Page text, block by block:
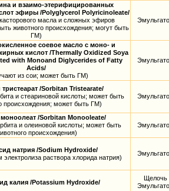
и взаимо-этерифицированных
эфиры /Polyglycerol Polyricinoleate/
масла и сложных эфиров
животного происхождения; могут быть
ГМ)
соевое масло с моно- и
кислот /Thermally Oxidized Soya
with Monoand Diglycerides of Fatty
Acids/
из сои; может быть ГМ)
/Sorbitan Tristearate/
и стеариновой кислоты; может быть
происхождения; может быть ГМ)
/Sorbitan Monooleate/
и олеиновой кислоты; может быть
происхождения)
натрия /Sodium Hydroxide/
электролиза раствора хлорида натрия)
калия /Potassium Hydroxide/
Щелочь